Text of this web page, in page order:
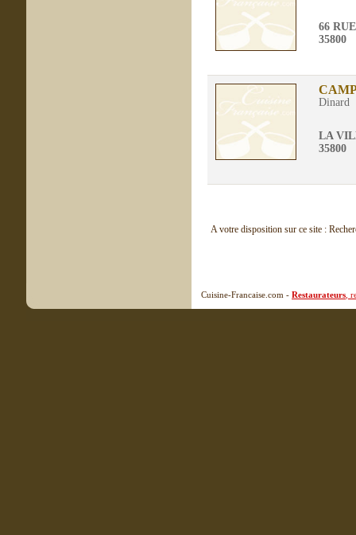
66
35800
Dinard
LA
35800
A votre disposition sur ce site :
Cuisine-Francaise.com - Restaurateurs ,